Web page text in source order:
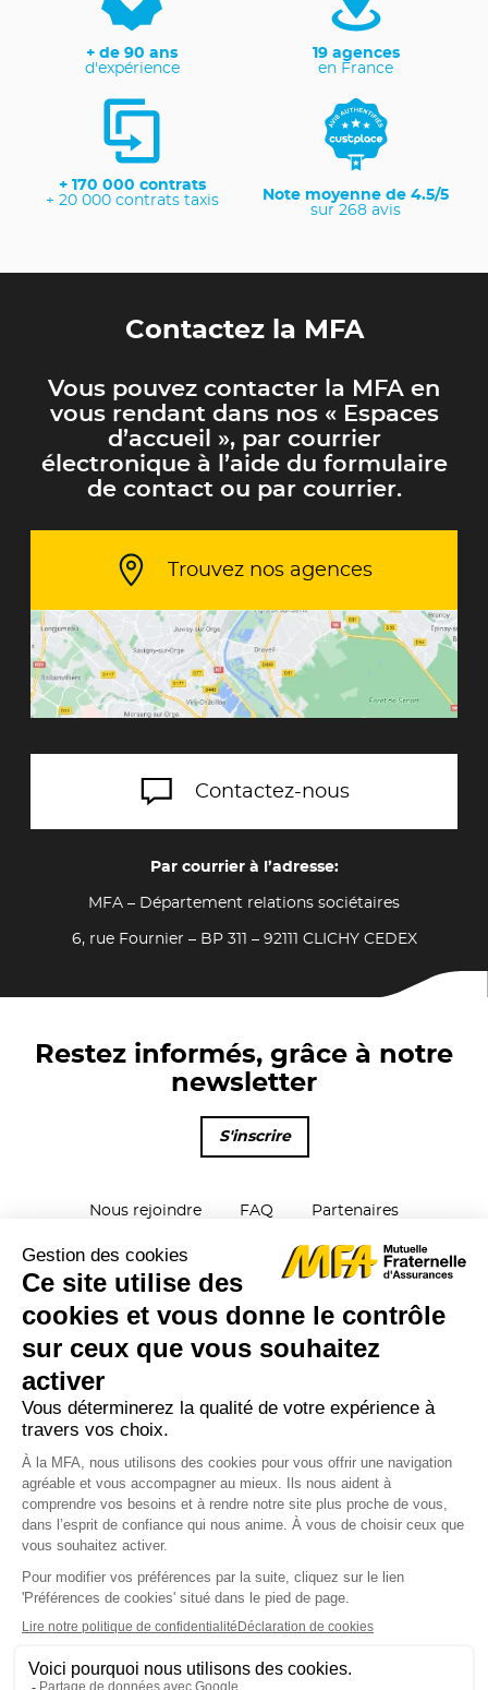
+ de 90 ans
d'expérience
19 agences
en France
+ 170 000 contrats
+ 20 000 contrats taxis
Note moyenne de 4.5/5
sur 268 avis
Contactez la MFA
Vous pouvez contacter la MFA en
vous rendant dans nos « Espaces
d’accueil », par courrier
électronique à l’aide du formulaire
de contact ou par courrier.
Trouvez nos agences
Contactez-nous
Par courrier à l’adresse:
MFA – Département relations sociétaires
6, rue Fournier – BP 311 – 92111 CLICHY CEDEX
Restez informés, grâce à notre
newsletter
S'inscrire
Nous rejoindre FAQ Partenaires
Parrainage Plan du site
Mentions Légales
Signalements
Réclamations
Cookies
Télécharger l'appli sur les stores
OUVERTURE
DU
LIEN
DISPONIBLE SUR
Apple Store
DISPONIBLE SUR